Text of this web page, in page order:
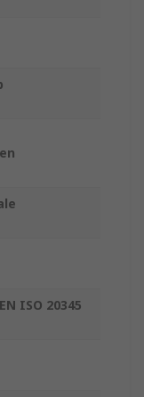
ISO 20345